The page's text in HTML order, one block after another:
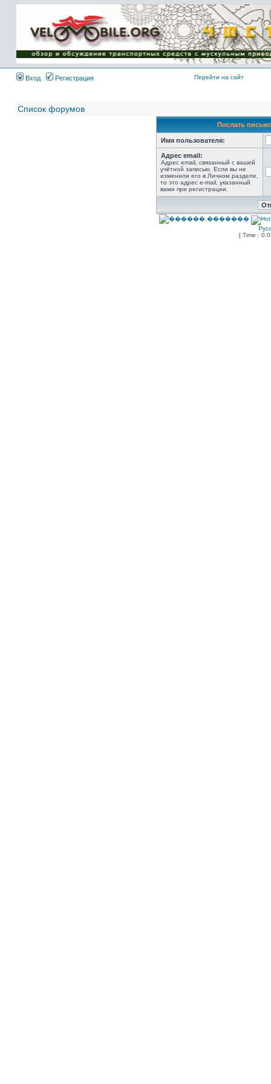
Имя пользователя:
Пароль:
{ LOG_ME_IN_SHORT
}
Вход
Регистрация Перейти на сайт
Список форумов
Послать
Имя пользователя:
Адрес email:
Адрес email, связанный с вашей
учётной записью. Если вы не
изменили его в Личном разделе,
то это адрес e-mail, указанный
вами при регистрации.
[ Time :